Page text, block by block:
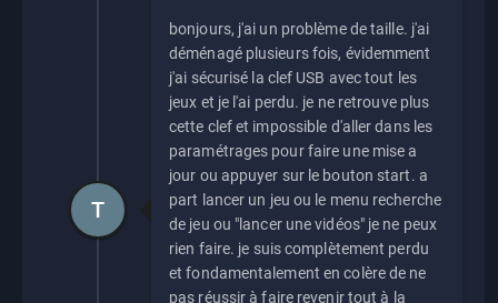
bonjours, j'ai un problème de taille. j'ai
déménagé plusieurs fois, évidemment
j'ai sécurisé la clef USB avec tout les
jeux et je l'ai perdu. je ne retrouve plus
cette clef et impossible d'aller dans les
paramétrages pour faire une mise a
jour ou appuyer sur le bouton start. a
part lancer un jeu ou le menu recherche
de jeu ou "lancer une vidéos" je ne peux
rien faire. je suis complètement perdu
et fondamentalement en colère de ne
pas réussir à faire revenir tout à la
T